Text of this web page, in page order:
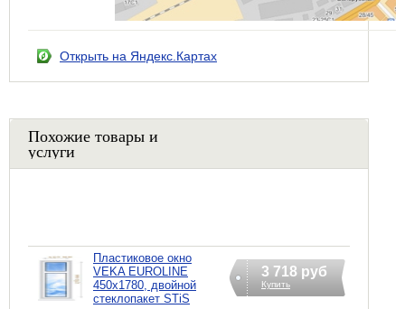
Открыть на Яндекс.Картах
Похожие товары и
услуги
Пластиковое окно
VEKA EUROLINE
450х1780, двойной
стеклопакет STiS
3 718 руб
Купить